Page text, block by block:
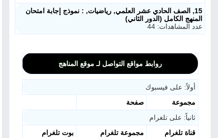
15, الصف الحادي عشر العلمي, رياضيات, : نموذج إجابة امتحان
المنهج الكامل (الدور الثاني)
عدد المشاهدات: 44
روابط مواقع التواصل لـ موقع المناهج
أولاً: على فيسبوك
مجموعة
صفحة
ثانياً: على تلغرام
قناة تلغرام
مجموعة تلغرام بوت تلغرام